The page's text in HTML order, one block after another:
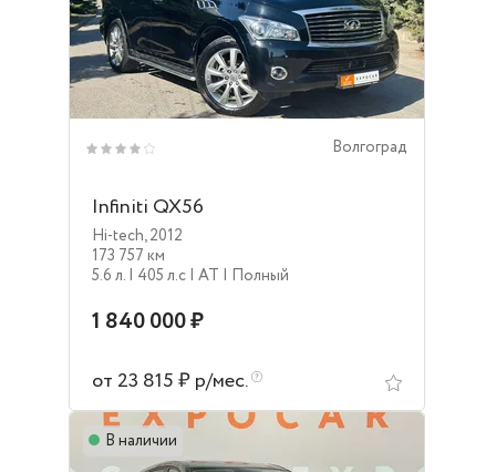
Волгоград
Infiniti QX56
Hi-tech,2012
173 757 км
5.6 л. | 405 л.c | AT | Полный
1 840 000 ₽
от 23 815 ₽ р/мес.
В наличии